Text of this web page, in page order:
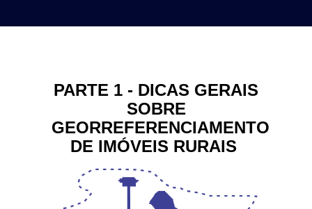
PARTE 1 - DICAS GERAIS
SOBRE
GEORREFERENCIAMENTO
DE IMÓVEIS RURAIS